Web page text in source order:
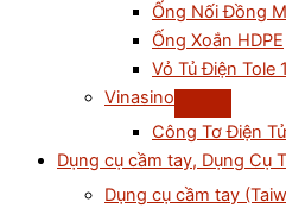
Ống Nối Đồng
Ống Xoắn HDPE
Vỏ Tủ Điện Tole
Vinasino
Công Tơ Điện Tử
Dụng cụ cầm tay, Dụng Cụ
Dụng cụ cầm tay